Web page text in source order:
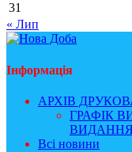
31
« Лип
Інформація
АРХІВ
ГРАФІК
ВИДАННЯ
Всі новини